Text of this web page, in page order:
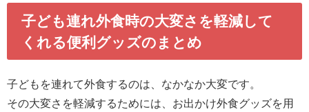
子ども連れ外食時の大変さを軽減して
くれる便利グッズのまとめ
子どもを連れて外食するのは、なかなか大変です。
その大変さを軽減するためには、お出かけ外食グッズを用